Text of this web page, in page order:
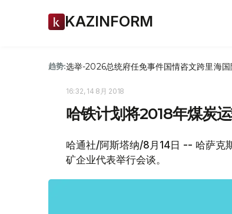
KAZINFORM
趋势:选举-2026总统府任免事件国情咨文跨里海
16:32, 14 8月 2018
哈铁计划将2018年煤炭
哈通社/阿斯塔纳/8月14日 -- 哈萨克
矿企业代表举行会谈。